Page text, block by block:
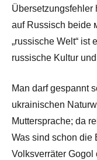
Übersetzungsfehler
auf Russisch beide
„russische Welt“ ist
russische Kultur
Man darf gespannt
ukrainischen
Muttersprache; da
Was sind schon die
Volksverräter Gogol